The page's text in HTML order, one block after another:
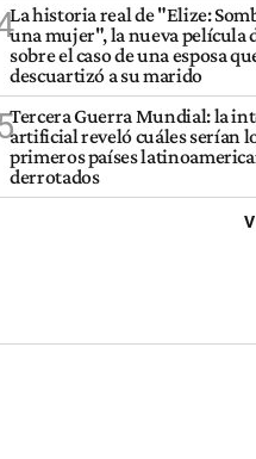
La historia real de "Elize:
una mujer", la nueva película
sobre el caso de una esposa
descuartizó a su marido
Tercera Guerra Mundial: la
artificial reveló cuáles serían
primeros países
derrotados